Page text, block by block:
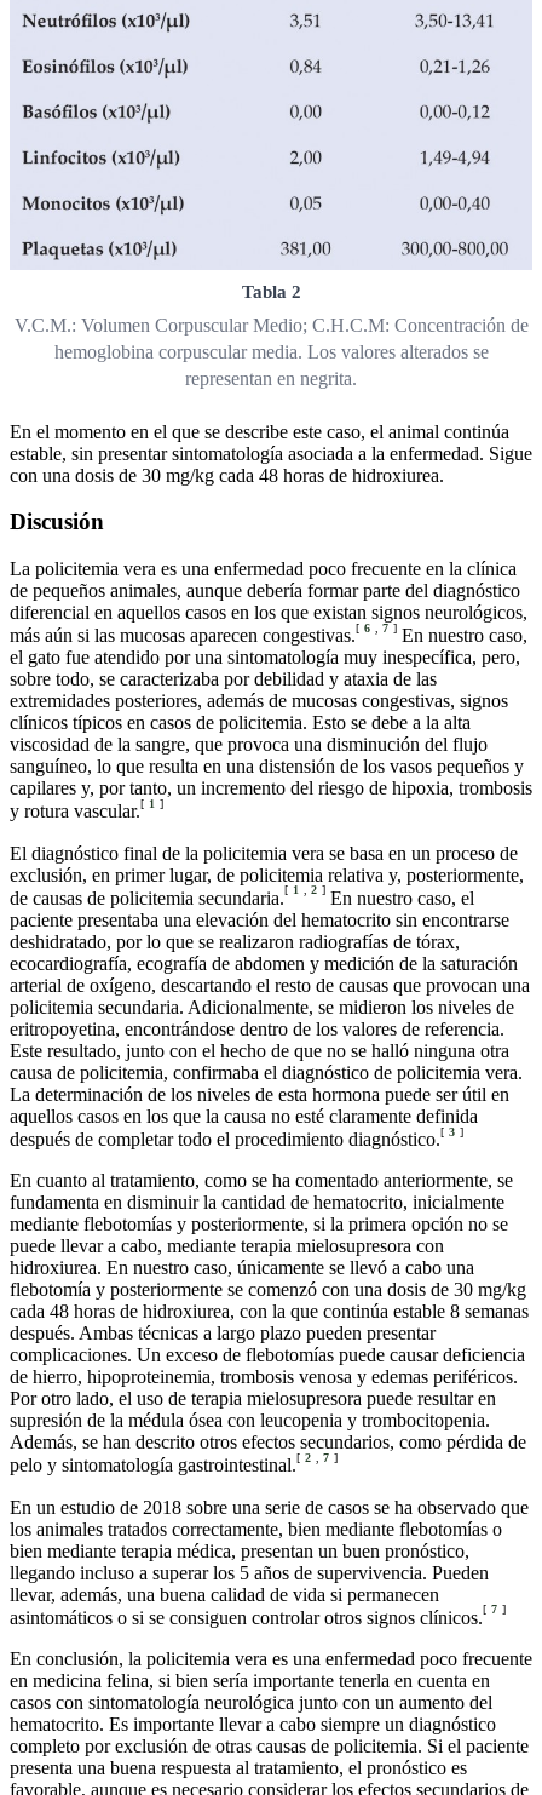
Tabla 2
V.C.M.: Volumen Corpuscular Medio; C.H.C.M: Concentración de
hemoglobina corpuscular media. Los valores alterados se
representan en negrita.
En el momento en el que se describe este caso, el animal continúa
estable, sin presentar sintomatología asociada a la enfermedad. Sigue
con una dosis de 30 mg/kg cada 48 horas de hidroxiurea.
Discusión
La policitemia vera es una enfermedad poco frecuente en la clínica
de pequeños animales, aunque debería formar parte del diagnóstico
diferencial en aquellos casos en los que existan signos neurológicos,
más aún si las mucosas aparecen congestivas.[ 6 7 ] En nuestro caso,
el gato fue atendido por una sintomatología muy inespecífica, pero,
sobre todo, se caracterizaba por debilidad y ataxia de las
extremidades posteriores, además de mucosas congestivas, signos
clínicos típicos en casos de policitemia. Esto se debe a la alta
viscosidad de la sangre, que provoca una disminución del flujo
sanguíneo, lo que resulta en una distensión de los vasos pequeños y
capilares y, por tanto, un incremento del riesgo de hipoxia, trombosis
y rotura vascular.[ 1 ]
El diagnóstico final de la policitemia vera se basa en un proceso de
exclusión, en primer lugar, de policitemia relativa y, posteriormente,
de causas de policitemia secundaria.[ 1 2 ] En nuestro caso, el
paciente presentaba una elevación del hematocrito sin encontrarse
deshidratado, por lo que se realizaron radiografías de tórax,
ecocardiografía, ecografía de abdomen y medición de la saturación
arterial de oxígeno, descartando el resto de causas que provocan una
policitemia secundaria. Adicionalmente, se midieron los niveles de
eritropoyetina, encontrándose dentro de los valores de referencia.
Este resultado, junto con el hecho de que no se halló ninguna otra
causa de policitemia, confirmaba el diagnóstico de policitemia vera.
La determinación de los niveles de esta hormona puede ser útil en
aquellos casos en los que la causa no esté claramente definida
después de completar todo el procedimiento diagnóstico.[ 3 ]
En cuanto al tratamiento, como se ha comentado anteriormente, se
fundamenta en disminuir la cantidad de hematocrito, inicialmente
mediante flebotomías y posteriormente, si la primera opción no se
puede llevar a cabo, mediante terapia mielosupresora con
hidroxiurea. En nuestro caso, únicamente se llevó a cabo una
flebotomía y posteriormente se comenzó con una dosis de 30 mg/kg
cada 48 horas de hidroxiurea, con la que continúa estable 8 semanas
después. Ambas técnicas a largo plazo pueden presentar
complicaciones. Un exceso de flebotomías puede causar deficiencia
de hierro, hipoproteinemia, trombosis venosa y edemas periféricos.
Por otro lado, el uso de terapia mielosupresora puede resultar en
supresión de la médula ósea con leucopenia y trombocitopenia.
Además, se han descrito otros efectos secundarios, como pérdida de
pelo y sintomatología gastrointestinal.[ 2 7 ]
En un estudio de 2018 sobre una serie de casos se ha observado que
los animales tratados correctamente, bien mediante flebotomías o
bien mediante terapia médica, presentan un buen pronóstico,
llegando incluso a superar los 5 años de supervivencia. Pueden
llevar, además, una buena calidad de vida si permanecen
asintomáticos o si se consiguen controlar otros signos clínicos.[ 7 ]
En conclusión, la policitemia vera es una enfermedad poco frecuente
en medicina felina, si bien sería importante tenerla en cuenta en
casos con sintomatología neurológica junto con un aumento del
hematocrito. Es importante llevar a cabo siempre un diagnóstico
completo por exclusión de otras causas de policitemia. Si el paciente
presenta una buena respuesta al tratamiento, el pronóstico es
favorable, aunque es necesario considerar los efectos secundarios de